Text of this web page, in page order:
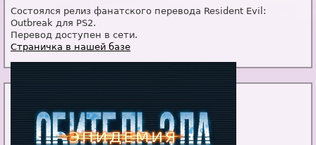
Состоялся релиз фанатского перевода Resident Evil:
Outbreak для PS2.
Перевод доступен в сети.
Страничка в нашей базе